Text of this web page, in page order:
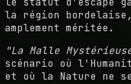
la région bordelaise,
amplement méritée.
"La Malle
scénario où
et où la Nature ne